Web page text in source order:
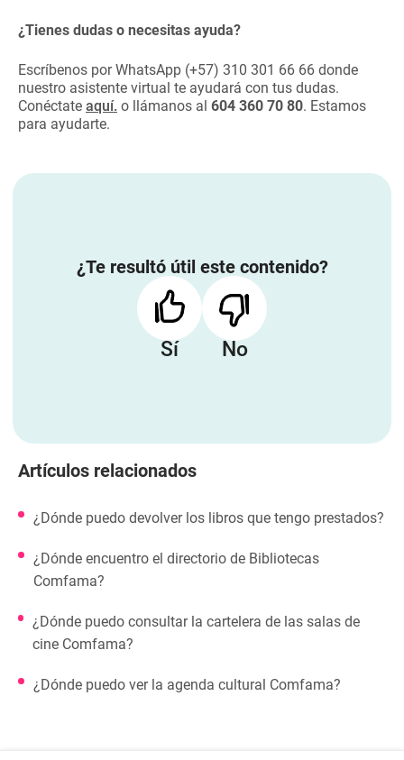
¿Tienes dudas o necesitas ayuda?
Escríbenos por WhatsApp (+57) 310 301 66 66 donde
nuestro asistente virtual te ayudará con tus dudas.
Conéctate aquí. o llámanos al 604 360 70 80. Estamos
para ayudarte.
¿Te resultó útil este contenido?
Sí No
Artículos relacionados
¿Dónde puedo devolver los libros que tengo prestados?
¿Dónde encuentro el directorio de Bibliotecas
Comfama?
¿Dónde puedo consultar la cartelera de las salas de
cine Comfama?
¿Dónde puedo ver la agenda cultural Comfama?